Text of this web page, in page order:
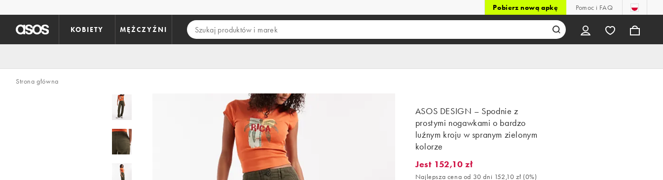
Pobierz nową apkę Pomoc i FAQ
KOBIETY MĘŻCZYŹNI
Strona główna
ASOS DESIGN – Spodnie z
prostymi nogawkami o bardzo
luźnym kroju w spranym zielonym
kolorze
Jest 152,10 zł. Najlepsza cena od 30 dni 152,10 zł (0%). Było 169,00 zł. (-
Jest 152,10 zł
Najlepsza cena od 30 dni 152,10 zł (0%)